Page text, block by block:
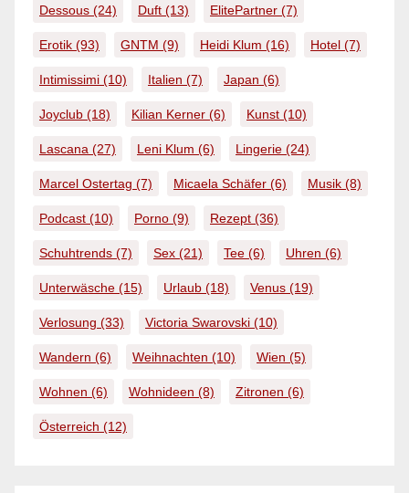
Dessous (24) Duft (13) ElitePartner (7)
Erotik (93) GNTM (9) Heidi Klum (16) Hotel (7)
Intimissimi (10) Italien (7) Japan (6)
Joyclub (18) Kilian Kerner (6) Kunst (10)
Lascana (27) Leni Klum (6) Lingerie (24)
Marcel Ostertag (7) Micaela Schäfer (6) Musik (8)
Podcast (10) Porno (9) Rezept (36)
Schuhtrends (7) Sex (21) Tee (6) Uhren (6)
Unterwäsche (15) Urlaub (18) Venus (19)
Verlosung (33) Victoria Swarovski (10)
Wandern (6) Weihnachten (10) Wien (5)
Wohnen (6) Wohnideen (8) Zitronen (6)
Österreich (12)